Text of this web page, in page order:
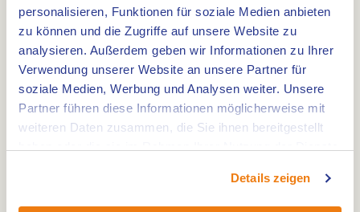
personalisieren, Funktionen für soziale Medien anbieten
zu können und die Zugriffe auf unsere Website zu
analysieren. Außerdem geben wir Informationen zu Ihrer
Verwendung unserer Website an unsere Partner für
soziale Medien, Werbung und Analysen weiter. Unsere
Partner führen diese Informationen möglicherweise mit
weiteren Daten zusammen, die Sie ihnen bereitgestellt
Details zeigen
Geschichte, Wasser und Ruhe
Die Rode Beek verdankt ihre rotbraune Farbe
dem hohen Eisengehalt. Dieser Bach schlängelt
sich durch die Landschaft und mündet in den
Effelder Waldsee, einen See mit ruhigen
Aussichtspunkten. Unterwegs kommst du an Cafés
und Rastplätzen vorbei. Die Umgebung ist reich